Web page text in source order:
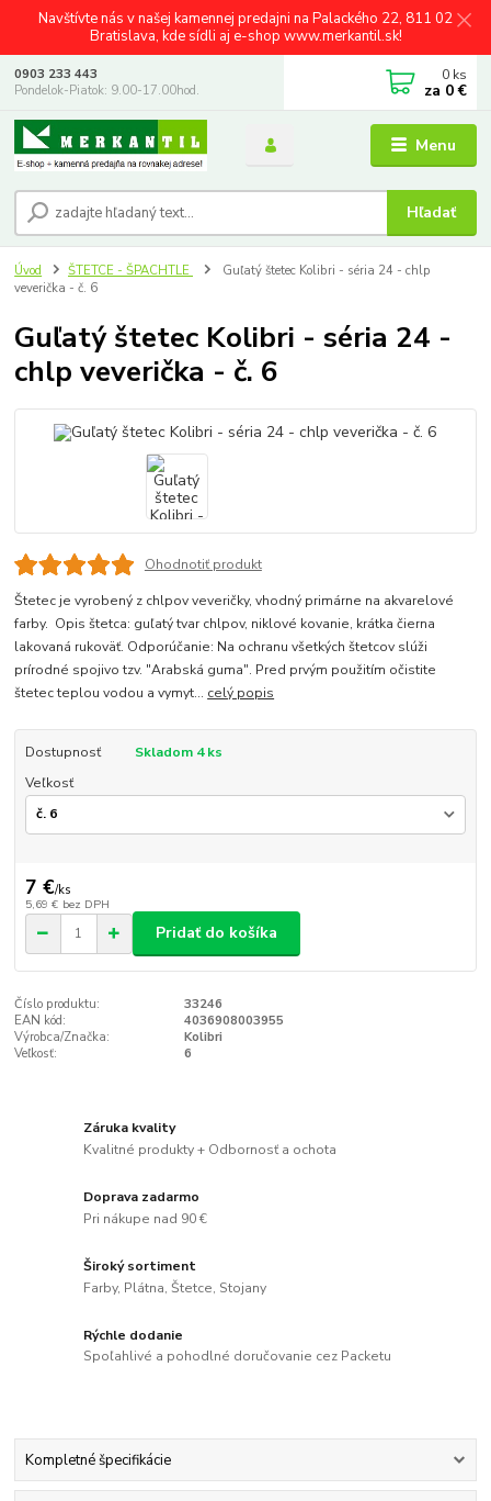
Navštívte nás v našej kamennej predajni na Palackého 22, 811 02
Bratislava, kde sídli aj e-shop www.merkantil.sk!
Menu
Hľadať
0903 233 443
Pondelok-Piatok: 9.00-17.00hod.
0 ks
za 0 €
Úvod ŠTETCE - ŠPACHTLE
Guľatý štetec Kolibri - séria 24 - chlp
veverička - č. 6
Guľatý štetec Kolibri - séria 24 -
chlp veverička - č. 6
Ohodnotiť produkt
Štetec je vyrobený z chlpov veveričky, vhodný primárne na akvarelové
farby. Opis štetca: guľatý tvar chlpov, niklové kovanie, krátka čierna
lakovaná rukoväť. Odporúčanie: Na ochranu všetkých štetcov slúži
prírodné spojivo tzv. "Arabská guma". Pred prvým použitím očistite
štetec teplou vodou a vymyt... celý popis
Dostupnosť
Skladom 4 ks
Veľkosť
7 €/ks
5,69 € bez DPH
Pridať do košíka
Číslo produktu:
33246
EAN kód:
4036908003955
Výrobca/Značka:
Kolibri
Veľkosť:
6
Záruka kvality
Kvalitné produkty + Odbornosť a ochota
Doprava zadarmo
Pri nákupe nad 90 €
Široký sortiment
Farby, Plátna, Štetce, Stojany
Rýchle dodanie
Spoľahlivé a pohodlné doručovanie cez Packetu
Kompletné špecifikácie